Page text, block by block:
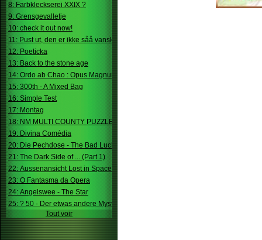
8: Farbkleckserei XXIX ?
9: Grensgevalletje
10: check it out now!
11: Pust ut, den er ikke såå vanskelig.
12: Poeticka
13: Back to the stone age
14: Ordo ab Chao : Opus Magnum
15: 300th - A Mixed Bag
16: Simple Test
17: Montag
18: NM MULTI COUNTY PUZZLE
19: Divina Comédia
20: Die Pechdose - The Bad Luck Box
21: The Dark Side of ... (Part 1)
22: Aussenansicht Lost in Space
23: O Fantasma da Opera
24: Angelswee - The Star
25: ? 50 - Der etwas andere Mystery
Tout voir